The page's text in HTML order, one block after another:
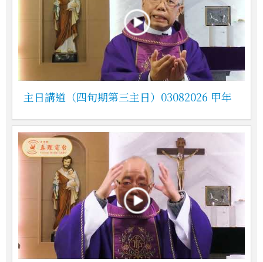
主日講道（四旬期第三主日）03082026 甲年